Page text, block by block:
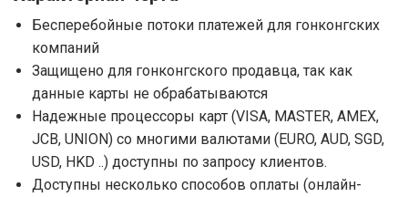
Бесперебойные потоки платежей для гонконгских
компаний
Защищено для гонконгского продавца, так как
данные карты не обрабатываются
Надежные процессоры карт (VISA, MASTER, AMEX,
JCB, UNION) со многими валютами (EURO, AUD, SGD,
USD, HKD ..) доступны по запросу клиентов.
Доступны несколько способов оплаты (онлайн-